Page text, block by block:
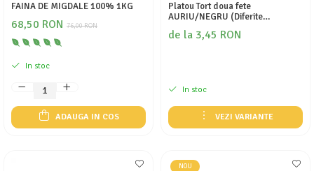
FAINA DE MIGDALE 100% 1KG
76,00 RON
68,50 RON
In stoc
ADAUGA IN COS
Platou Tort doua fete
AURIU/NEGRU (Diferite
de la 3,45 RON
In stoc
VEZI VARIANTE
NOU